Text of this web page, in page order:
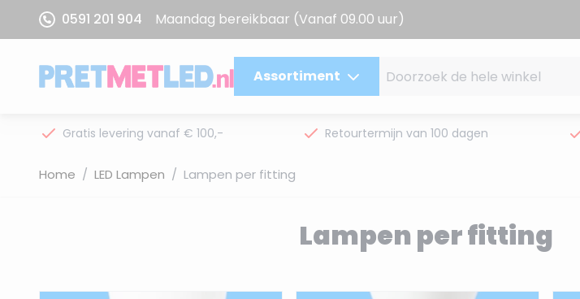
Ga naar de inhoud
0591 201 904 Maandag bereikbaar (Vanaf 09.00 uur)
Assortiment
Gratis levering vanaf € 100,- Retourtermijn van 100 dagen
Home / LED Lampen / Lampen per fitting
Lampen per fitting